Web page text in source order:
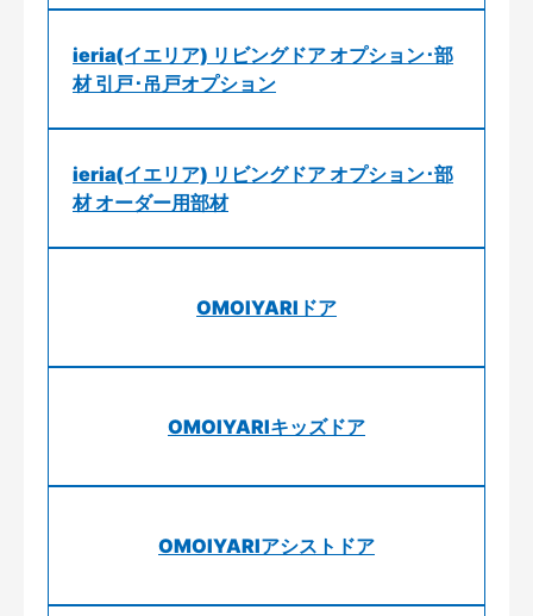
ieria(イエリア) リビングドア オプション･部
材 引戸･吊戸オプション
ieria(イエリア) リビングドア オプション･部
材 オーダー用部材
OMOIYARIドア
OMOIYARIキッズドア
OMOIYARIアシストドア